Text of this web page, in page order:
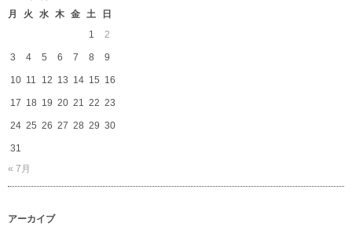
月
火 水 木 金 土
日
1
2
3 4 5 6 7 8 9
10 11 12 13 14 15 16
17 18 19 20 21 22 23
24 25 26 27 28 29 30
31
« 7月
アーカイブ